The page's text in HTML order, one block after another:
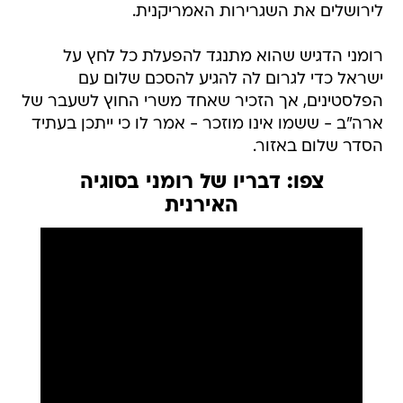
לירושלים את השגרירות האמריקנית.
רומני הדגיש שהוא מתנגד להפעלת כל לחץ על
ישראל כדי לגרום לה להגיע להסכם שלום עם
הפלסטינים, אך הזכיר שאחד משרי החוץ לשעבר של
ארה"ב - ששמו אינו מוזכר - אמר לו כי ייתכן בעתיד
הסדר שלום באזור.
צפו: דבריו של רומני בסוגיה
האירנית